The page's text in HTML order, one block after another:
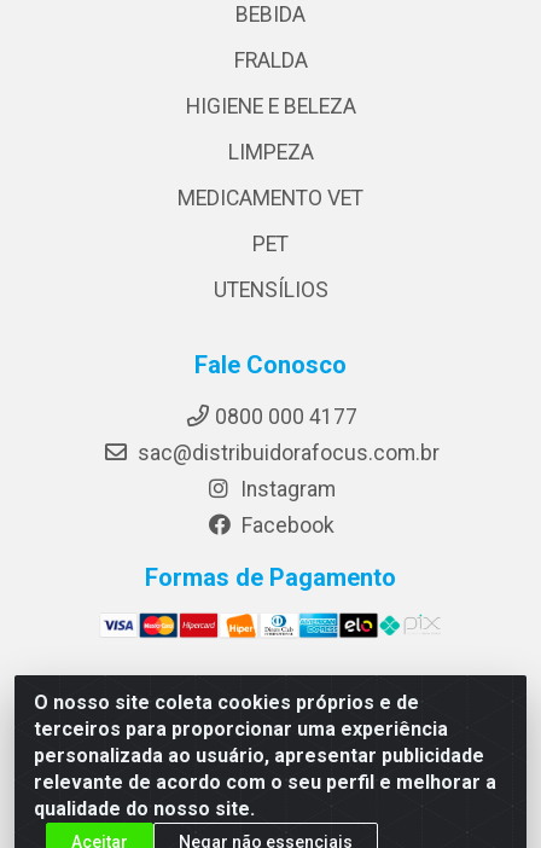
O nosso site coleta cookies próprios e de
terceiros para proporcionar uma experiência
personalizada ao usuário, apresentar publicidade
relevante de acordo com o seu perfil e melhorar a
qualidade do nosso site.
Aceitar Negar não essenciais
BEBIDA
FRALDA
HIGIENE E BELEZA
LIMPEZA
MEDICAMENTO VET
PET
UTENSÍLIOS
Fale Conosco
0800 000 4177
sac@distribuidorafocus.com.br
Instagram
Facebook
Formas de Pagamento
Focus Distribuidora LTDA - Rua Republica Eslovaca, 1121
- Muribeca, Jaboatão dos Guararapes/PE - CEP 54350-
195 - CNPJ 10.960.053/0001-08